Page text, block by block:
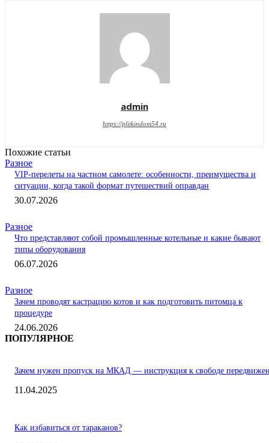
admin
https://plitkindom54.ru
Похожие статьи
Разное
VIP-перелеты на частном самолете: особенности, преимущества и
ситуации, когда такой формат путешествий оправдан
30.07.2026
Разное
Что представляют собой промышленные котельные и какие бывают
типы оборудования
06.07.2026
Разное
Зачем проводят кастрацию котов и как подготовить питомца к
процедуре
24.06.2026
ПОПУЛЯРНОЕ
Зачем нужен пропуск на МКАД — инструкция к свободе
11.04.2025
Как избавиться от тараканов?